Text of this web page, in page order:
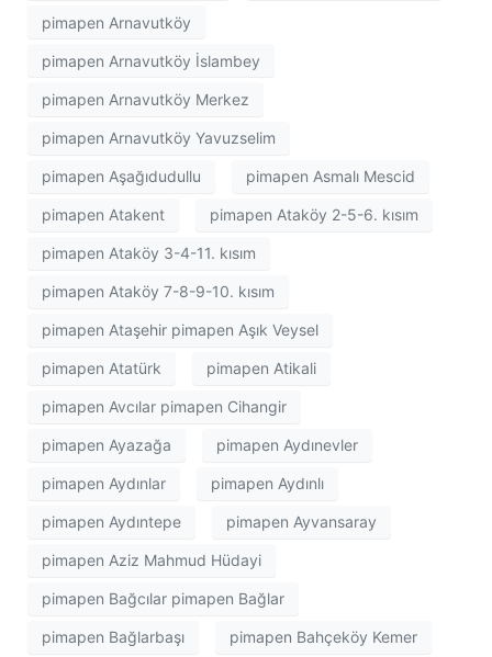
pimapen Arnavutköy
pimapen Arnavutköy İslambey
pimapen Arnavutköy Merkez
pimapen Arnavutköy Yavuzselim
pimapen Aşağıdudullu pimapen Asmalı Mescid
pimapen Atakent pimapen Ataköy 2-5-6. kısım
pimapen Ataköy 3-4-11. kısım
pimapen Ataköy 7-8-9-10. kısım
pimapen Ataşehir pimapen Aşık Veysel
pimapen Atatürk pimapen Atikali
pimapen Avcılar pimapen Cihangir
pimapen Ayazağa pimapen Aydınevler
pimapen Aydınlar pimapen Aydınlı
pimapen Aydıntepe pimapen Ayvansaray
pimapen Aziz Mahmud Hüdayi
pimapen Bağcılar pimapen Bağlar
pimapen Bağlarbaşı pimapen Bahçeköy Kemer